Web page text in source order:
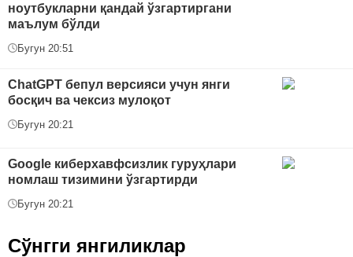
ноутбукларни қандай ўзгартиргани
маълум бўлди
Бугун 20:51
ChatGPT бепул версияси учун янги
босқич ва чексиз мулоқот
Бугун 20:21
Google киберхавфсизлик гуруҳлари
номлаш тизимини ўзгартирди
Бугун 20:21
Сўнгги янгиликлар